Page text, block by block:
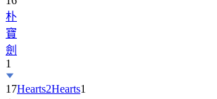
朴
寶
劍
1
17Hearts2Hearts1